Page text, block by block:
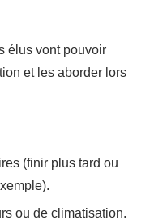
élus vont pouvoir
et les aborder lors
(finir plus tard ou
ou de climatisation.